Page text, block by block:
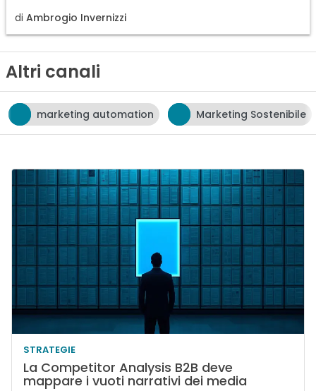
di Ambrogio Invernizzi
Altri canali
Marketing Sostenibile
STRATEGIE
La Competitor Analysis B2B deve
mappare i vuoti narrativi dei media